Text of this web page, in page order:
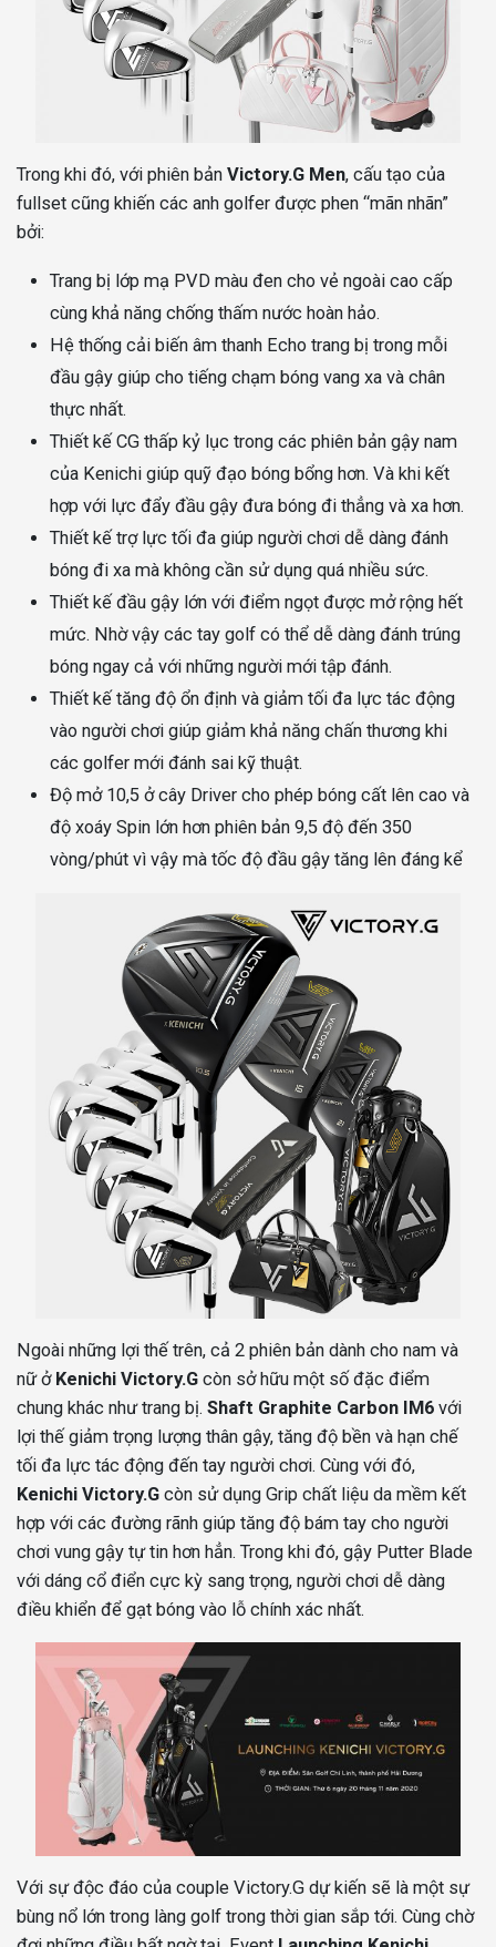
Trong khi đó, với phiên bản Victory.G Men, cấu tạo của
fullset cũng khiến các anh golfer được phen “mãn nhãn”
bởi:
Trang bị lớp mạ PVD màu đen cho vẻ ngoài cao cấp
cùng khả năng chống thấm nước hoàn hảo.
Hệ thống cải biến âm thanh Echo trang bị trong mỗi
đầu gậy giúp cho tiếng chạm bóng vang xa và chân
thực nhất.
Thiết kế CG thấp kỷ lục trong các phiên bản gậy nam
của Kenichi giúp quỹ đạo bóng bổng hơn. Và khi kết
hợp với lực đẩy đầu gậy đưa bóng đi thẳng và xa hơn.
Thiết kế trợ lực tối đa giúp người chơi dễ dàng đánh
bóng đi xa mà không cần sử dụng quá nhiều sức.
Thiết kế đầu gậy lớn với điểm ngọt được mở rộng hết
mức. Nhờ vậy các tay golf có thể dễ dàng đánh trúng
bóng ngay cả với những người mới tập đánh.
Thiết kế tăng độ ổn định và giảm tối đa lực tác động
vào người chơi giúp giảm khả năng chấn thương khi
các golfer mới đánh sai kỹ thuật.
Độ mở 10,5 ở cây Driver cho phép bóng cất lên cao và
độ xoáy Spin lớn hơn phiên bản 9,5 độ đến 350
vòng/phút vì vậy mà tốc độ đầu gậy tăng lên đáng kể
Ngoài những lợi thế trên, cả 2 phiên bản dành cho nam và
nữ ở Kenichi Victory.G còn sở hữu một số đặc điểm
chung khác như trang bị. Shaft Graphite Carbon IM6 với
lợi thế giảm trọng lượng thân gậy, tăng độ bền và hạn chế
tối đa lực tác động đến tay người chơi. Cùng với đó,
Kenichi Victory.G còn sử dụng Grip chất liệu da mềm kết
hợp với các đường rãnh giúp tăng độ bám tay cho người
chơi vung gậy tự tin hơn hẳn. Trong khi đó, gậy Putter Blade
với dáng cổ điển cực kỳ sang trọng, người chơi dễ dàng
điều khiển để gạt bóng vào lỗ chính xác nhất.
Với sự độc đáo của couple Victory.G dự kiến sẽ là một sự
bùng nổ lớn trong làng golf trong thời gian sắp tới. Cùng chờ